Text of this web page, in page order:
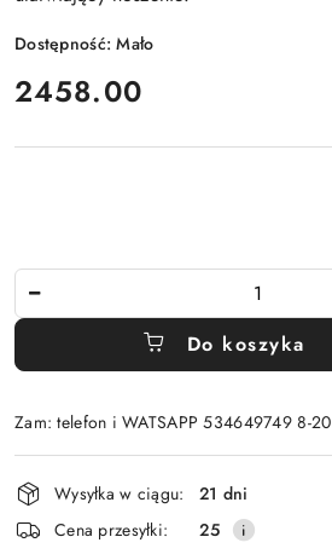
Dostępność:Mało
cena:
2458.00
Do koszyka
Zam: telefon i WATSAPP 534649749 8-20
Wyślij
Dostępność
i
dostawa
Wysyłka w ciągu:
21 dni
Cena przesyłki:
25